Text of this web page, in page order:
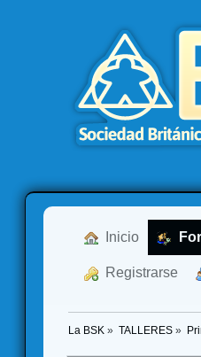
Inicio
Registrarse
La BSK » TALLERES»